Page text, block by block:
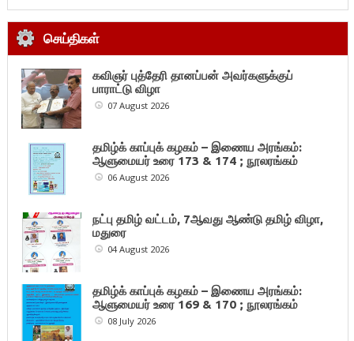
செய்திகள்
கவிஞர் புத்தேரி தானப்பன் அவர்களுக்குப்
பாராட்டு விழா
07 August 2026
தமிழ்க் காப்புக் கழகம் – இணைய அரங்கம்:
ஆளுமையர் உரை 173 & 174 ; நூலரங்கம்
06 August 2026
நட்பு தமிழ் வட்டம், 7ஆவது ஆண்டு தமிழ் விழா,
மதுரை
04 August 2026
தமிழ்க் காப்புக் கழகம் – இணைய அரங்கம்:
ஆளுமையர் உரை 169 & 170 ; நூலரங்கம்
08 July 2026